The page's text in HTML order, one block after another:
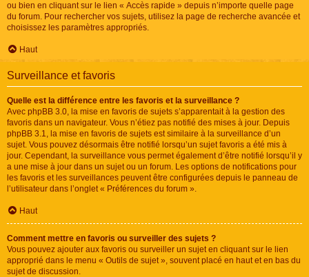
ou bien en cliquant sur le lien « Accès rapide » depuis n’importe quelle page
du forum. Pour rechercher vos sujets, utilisez la page de recherche avancée et
choisissez les paramètres appropriés.
Haut
Surveillance et favoris
Quelle est la différence entre les favoris et la surveillance ?
Avec phpBB 3.0, la mise en favoris de sujets s’apparentait à la gestion des
favoris dans un navigateur. Vous n’étiez pas notifié des mises à jour. Depuis
phpBB 3.1, la mise en favoris de sujets est similaire à la surveillance d’un
sujet. Vous pouvez désormais être notifié lorsqu’un sujet favoris a été mis à
jour. Cependant, la surveillance vous permet également d’être notifié lorsqu’il y
a une mise à jour dans un sujet ou un forum. Les options de notifications pour
les favoris et les surveillances peuvent être configurées depuis le panneau de
l’utilisateur dans l’onglet « Préférences du forum ».
Haut
Comment mettre en favoris ou surveiller des sujets ?
Vous pouvez ajouter aux favoris ou surveiller un sujet en cliquant sur le lien
approprié dans le menu « Outils de sujet », souvent placé en haut et en bas du
sujet de discussion.